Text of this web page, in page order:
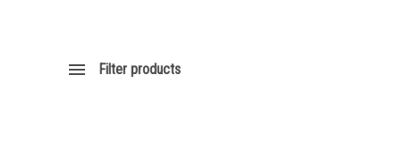
Filter products